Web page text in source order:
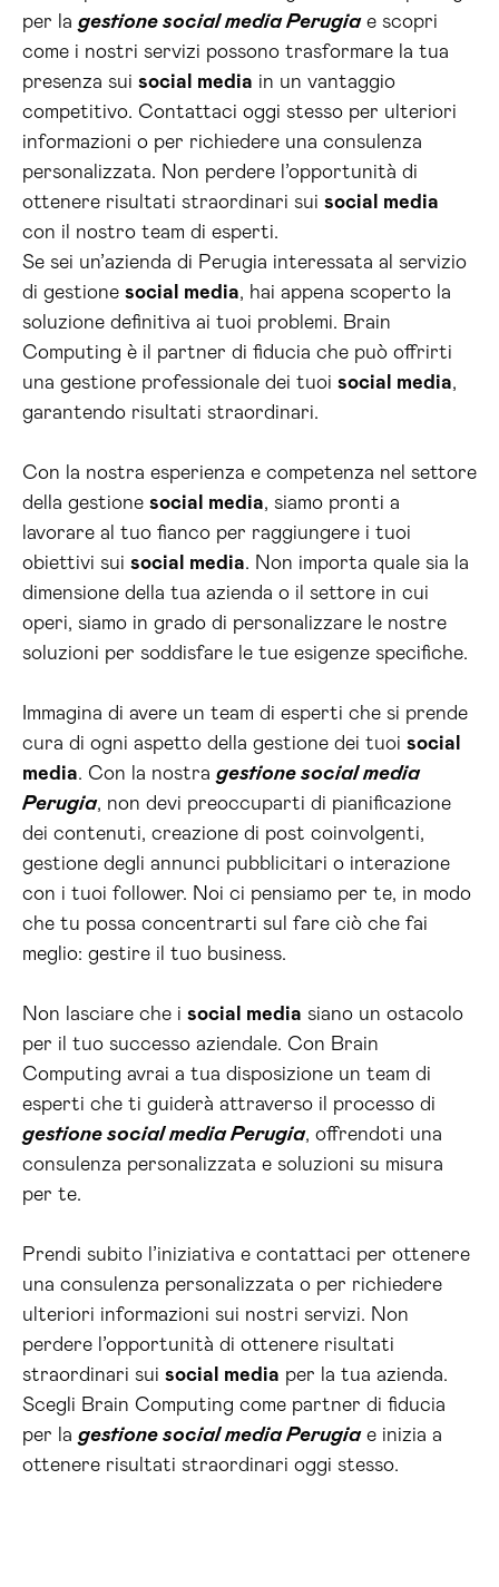
per la gestione social media Perugiae scopri
come i nostri servizi possono trasformare la tua
presenza sui social media in un vantaggio
competitivo. Contattaci oggi stesso per ulteriori
informazioni o per richiedere una consulenza
personalizzata. Non perdere l’opportunità di
ottenere risultati straordinari sui social media
con il nostro team di esperti.
Se sei un’azienda di Perugia interessata al servizio
di gestione social media, hai appena scoperto la
soluzione definitiva ai tuoi problemi. Brain
Computing è il partner di fiducia che può offrirti
una gestione professionale dei tuoi social media,
garantendo risultati straordinari.
Con la nostra esperienza e competenza nel settore
della gestione social media, siamo pronti a
lavorare al tuo fianco per raggiungere i tuoi
obiettivi sui social media. Non importa quale sia la
dimensione della tua azienda o il settore in cui
operi, siamo in grado di personalizzare le nostre
soluzioni per soddisfare le tue esigenze specifiche.
Immagina di avere un team di esperti che si prende
cura di ogni aspetto della gestione dei tuoi social
media. Con la nostra gestione social media
Perugia, non devi preoccuparti di pianificazione
dei contenuti, creazione di post coinvolgenti,
gestione degli annunci pubblicitari o interazione
con i tuoi follower. Noi ci pensiamo per te, in modo
che tu possa concentrarti sul fare ciò che fai
meglio: gestire il tuo business.
Non lasciare che i social media siano un ostacolo
per il tuo successo aziendale. Con Brain
Computing avrai a tua disposizione un team di
esperti che ti guiderà attraverso il processo di
gestione social media Perugia, offrendoti una
consulenza personalizzata e soluzioni su misura
per te.
Prendi subito l’iniziativa e contattaci per ottenere
una consulenza personalizzata o per richiedere
ulteriori informazioni sui nostri servizi. Non
perdere l’opportunità di ottenere risultati
straordinari sui social media per la tua azienda.
Scegli Brain Computing come partner di fiducia
per la gestione social media Perugiae inizia a
ottenere risultati straordinari oggi stesso.